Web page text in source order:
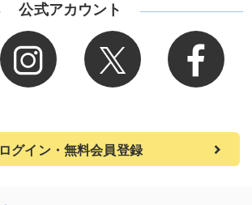
公式アカウント
ログイン・無料会員登録